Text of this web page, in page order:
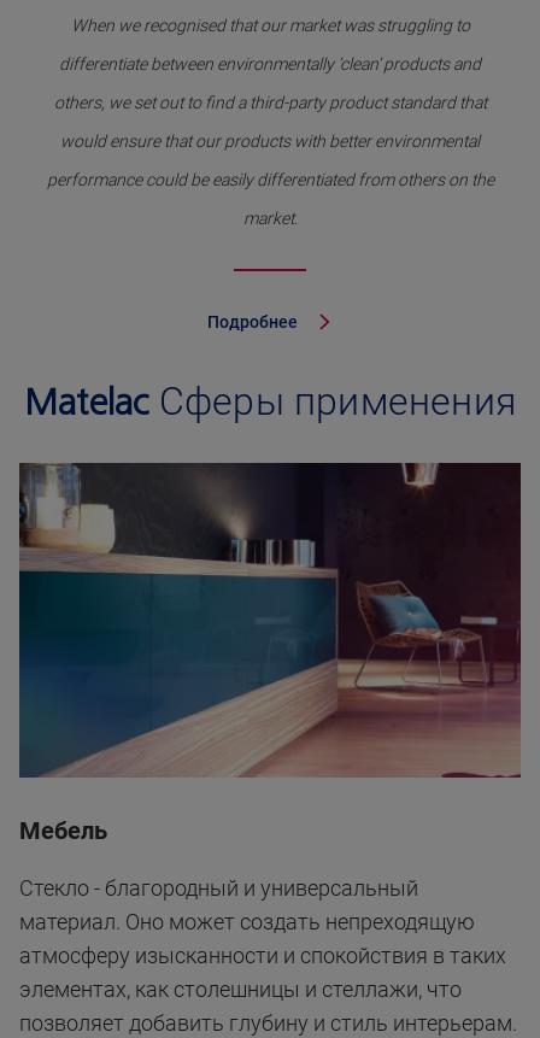
When we recognised that our market was struggling to
differentiate between environmentally ‘clean’ products and
others, we set out to find a third-party product standard that
would ensure that our products with better environmental
performance could be easily differentiated from others on the
market.
Подробнее
Matelac Сферы применения
Мебель
Стекло - благородный и универсальный
материал. Оно может создать непреходящую
атмосферу изысканности и спокойствия в таких
элементах, как столешницы и стеллажи, что
позволяет добавить глубину и стиль интерьерам.